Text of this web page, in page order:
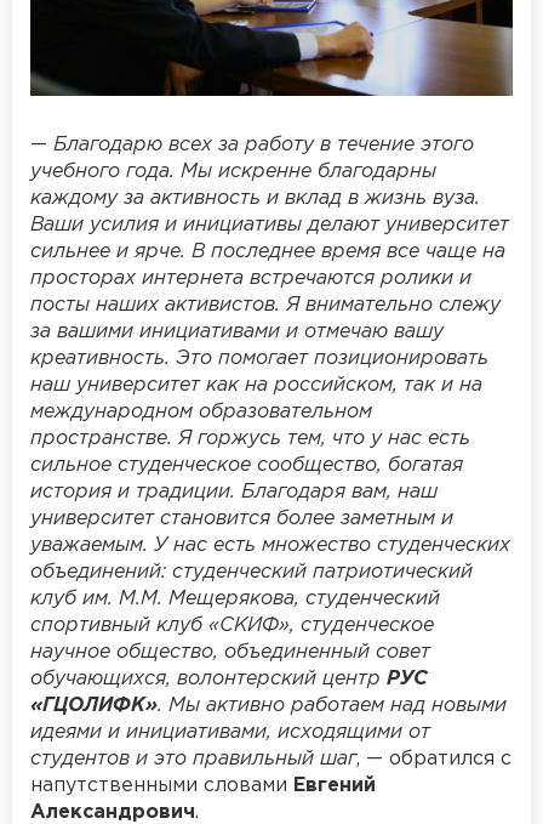
— Благодарю всех за работу в течение этого
учебного года. Мы искренне благодарны
каждому за активность и вклад в жизнь вуза.
Ваши усилия и инициативы делают университет
сильнее и ярче. В последнее время все чаще на
просторах интернета встречаются ролики и
посты наших активистов. Я внимательно слежу
за вашими инициативами и отмечаю вашу
креативность. Это помогает позиционировать
наш университет как на российском, так и на
международном образовательном
пространстве. Я горжусь тем, что у нас есть
сильное студенческое сообщество, богатая
история и традиции. Благодаря вам, наш
университет становится более заметным и
уважаемым. У нас есть множество студенческих
объединений: студенческий патриотический
клуб им. М.М. Мещерякова, студенческий
спортивный клуб «СКИФ», студенческое
научное общество, объединенный совет
обучающихся, волонтерский центр РУС
«ГЦОЛИФК». Мы активно работаем над новыми
идеями и инициативами, исходящими от
студентов и это правильный шаг, — обратился с
напутственными словами Евгений
Александрович.